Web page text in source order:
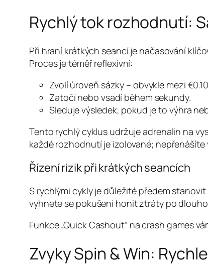
Rychlý tok rozhodnutí:
Při hraní krátkých seancí je načasování
Proces je téměř reflexivní:
Zvolí úroveň sázky – obvykle mezi
Zatočí nebo vsadí během sekundy.
Sleduje výsledek; pokud je to výhra
Tento rychlý cyklus udržuje adrenalin na
každé rozhodnutí je izolované; nepřenášíte
Řízení rizik při krátkých seancích
S rychlými cykly je důležité předem
vyhnete se pokušení honit ztráty po
Funkce „Quick Cashout“ na crash games
Zvyky Spin & Win: